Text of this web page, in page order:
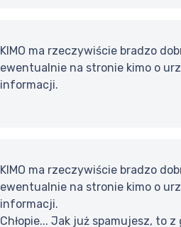
KIMO ma rzeczywiście bradzo
ewentualnie na stronie kimo o
informacji.
KIMO ma rzeczywiście bradzo
ewentualnie na stronie kimo o
informacji.
Chłopie... Jak już spamujesz, to z